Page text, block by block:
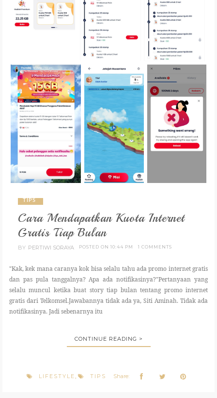
TIPS
Cara Mendapatkan Kuota Internet
Gratis Tiap Bulan
BY PERTIWI SORAYA POSTED ON 10:44 PM 1 COMMENTS
"Kak, kek mana caranya kok bisa selalu tahu ada promo internet gratis
dan pas pula tanggalnya? Apa ada notifikasinya?"Pertanyaan yang
selalu muncul ketika buat story tiap bulan tentang promo internet
gratis dari Telkomsel.Jawabannya tidak ada ya, Siti Aminah. Tidak ada
notifikasinya. Jadi sebenarnya itu
CONTINUE READING >
LIFESTYLE TIPS Share: